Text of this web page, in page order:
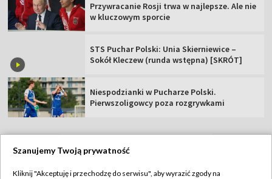
Przywracanie Rosji trwa w najlepsze. Ale nie
w kluczowym sporcie
STS Puchar Polski: Unia Skierniewice –
Sokół Kleczew (runda wstępna) [SKRÓT]
Niespodzianki w Pucharze Polski.
Pierwszoligowcy poza rozgrywkami
Szanujemy Twoją prywatność
Kliknij "Akceptuję i przechodzę do serwisu", aby wyrazić zgody na